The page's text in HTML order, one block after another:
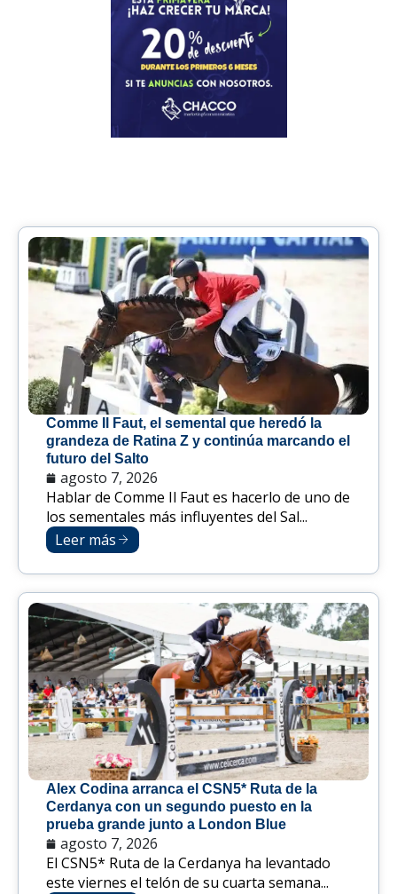
Comme Il Faut, el semental que heredó la
grandeza de Ratina Z y continúa marcando el
futuro del Salto
agosto 7, 2026
Hablar de Comme Il Faut es hacerlo de uno de
los sementales más influyentes del Sal...
Leer más
Alex Codina arranca el CSN5* Ruta de la
Cerdanya con un segundo puesto en la
prueba grande junto a London Blue
agosto 7, 2026
El CSN5* Ruta de la Cerdanya ha levantado
este viernes el telón de su cuarta semana...